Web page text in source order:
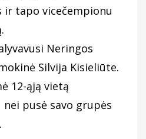
tapo vicečempionu
Neringos
Silvija Kisieliūte.
12-ąją vietą
pusė savo grupės